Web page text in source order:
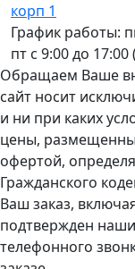
корп 1
График работы:
пт с 9:00 до
Обращаем Ваше
сайт носит
и ни при каких
цены,
офертой,
Гражданского
Ваш заказ,
подтвержден
телефонного